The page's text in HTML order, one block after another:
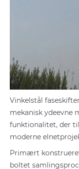
Vinkelstål
mekanisk ydeevne
funktionalitet, der
moderne
Primært
boltet